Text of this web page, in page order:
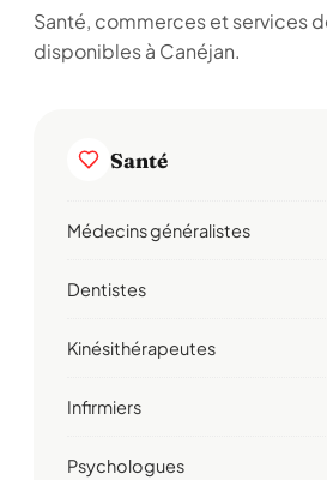
Santé, commerces et services
disponibles à Canéjan.
Santé
Médecins généralistes
Dentistes
Kinésithérapeutes
Infirmiers
Psychologues